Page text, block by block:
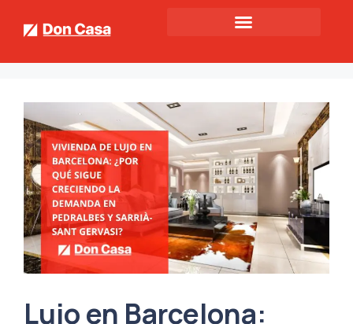
Lujo en Barcelona: